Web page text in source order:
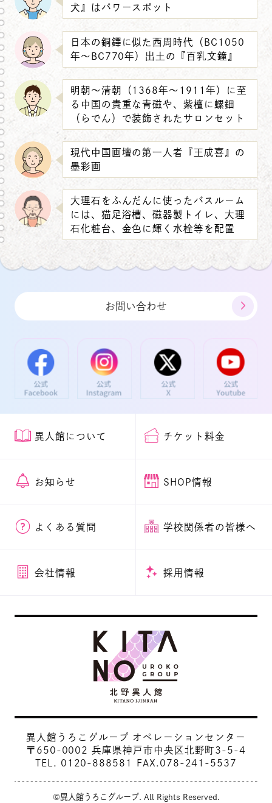
犬』はパワースポット
日本の銅鐸に似た西周時代（BC1050
年～BC770年）出土の『百乳文鐘』
明朝～清朝（1368年～1911年）に至
る中国の貴重な青磁や、紫檀に螺鈿
（らでん）で装飾されたサロンセット
現代中国画壇の第一人者『王成喜』の
墨彩画
大理石をふんだんに使ったバスルーム
には、猫足浴槽、磁器製トイレ、大理
石化粧台、金色に輝く水栓等を配置
お問い合わせ
異人館について チケット料金
お知らせ SHOP情報
よくある質問 学校関係者の皆様へ
会社情報 採用情報
異人館うろこグループ オペレーションセンター
〒650-0002 兵庫県神戸市中央区北野町3-5-4
TEL. 0120-888581 FAX.078-241-5537
©異人館うろこグループ. All Rights Reserved.